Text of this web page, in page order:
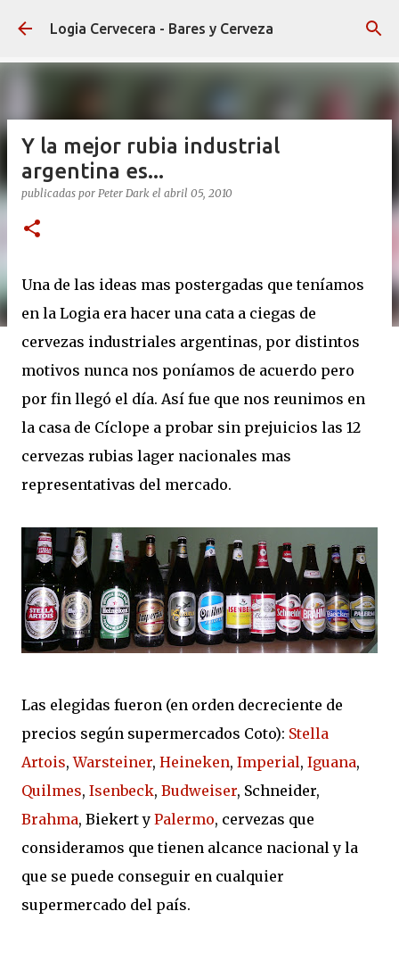
Ir al contenido principal
Logia Cervecera - Bares y Cerveza
Y la mejor rubia industrial
argentina es...
publicadas por Peter Dark el abril 05, 2010
Una de las ideas mas postergadas que teníamos
en la Logia era hacer una cata a ciegas de
cervezas industriales argentinas, por distintos
motivos nunca nos poníamos de acuerdo pero
por fin llegó el día. Así fue que nos reunimos en
la casa de Cíclope a probar sin prejuicios las 12
cervezas rubias lager nacionales mas
representativas del mercado.
Las elegidas fueron (en orden decreciente de
precios según supermercados Coto): Stella
Artois,Warsteiner, Heineken, Imperial, Iguana,
Quilmes, Isenbeck, Budweiser, Schneider,
Brahma, Biekert y Palermo, cervezas que
consideramos que tienen alcance nacional y la
que se puede conseguir en cualquier
supermercado del país.